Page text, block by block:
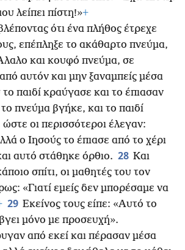
λείπει πίστη!»+
ότι ένα πλήθος έτρεχε
επέπληξε το ακάθαρτο πνεύμα,
και κουφό πνεύμα, σε
αυτόν και μην ξαναμπείς μέσα
παιδί κραύγασε και το έπιασαν
πνεύμα βγήκε, και το παιδί
οι περισσότεροι έλεγαν:
ο Ιησούς το έπιασε από το χέρι
αυτό στάθηκε όρθιο. 28 Και
σπίτι, οι μαθητές του τον
«Γιατί εμείς δεν μπορέσαμε να
29 Εκείνος τους είπε: «Αυτό το
μόνο με προσευχή».
από εκεί και πέρασαν μέσα